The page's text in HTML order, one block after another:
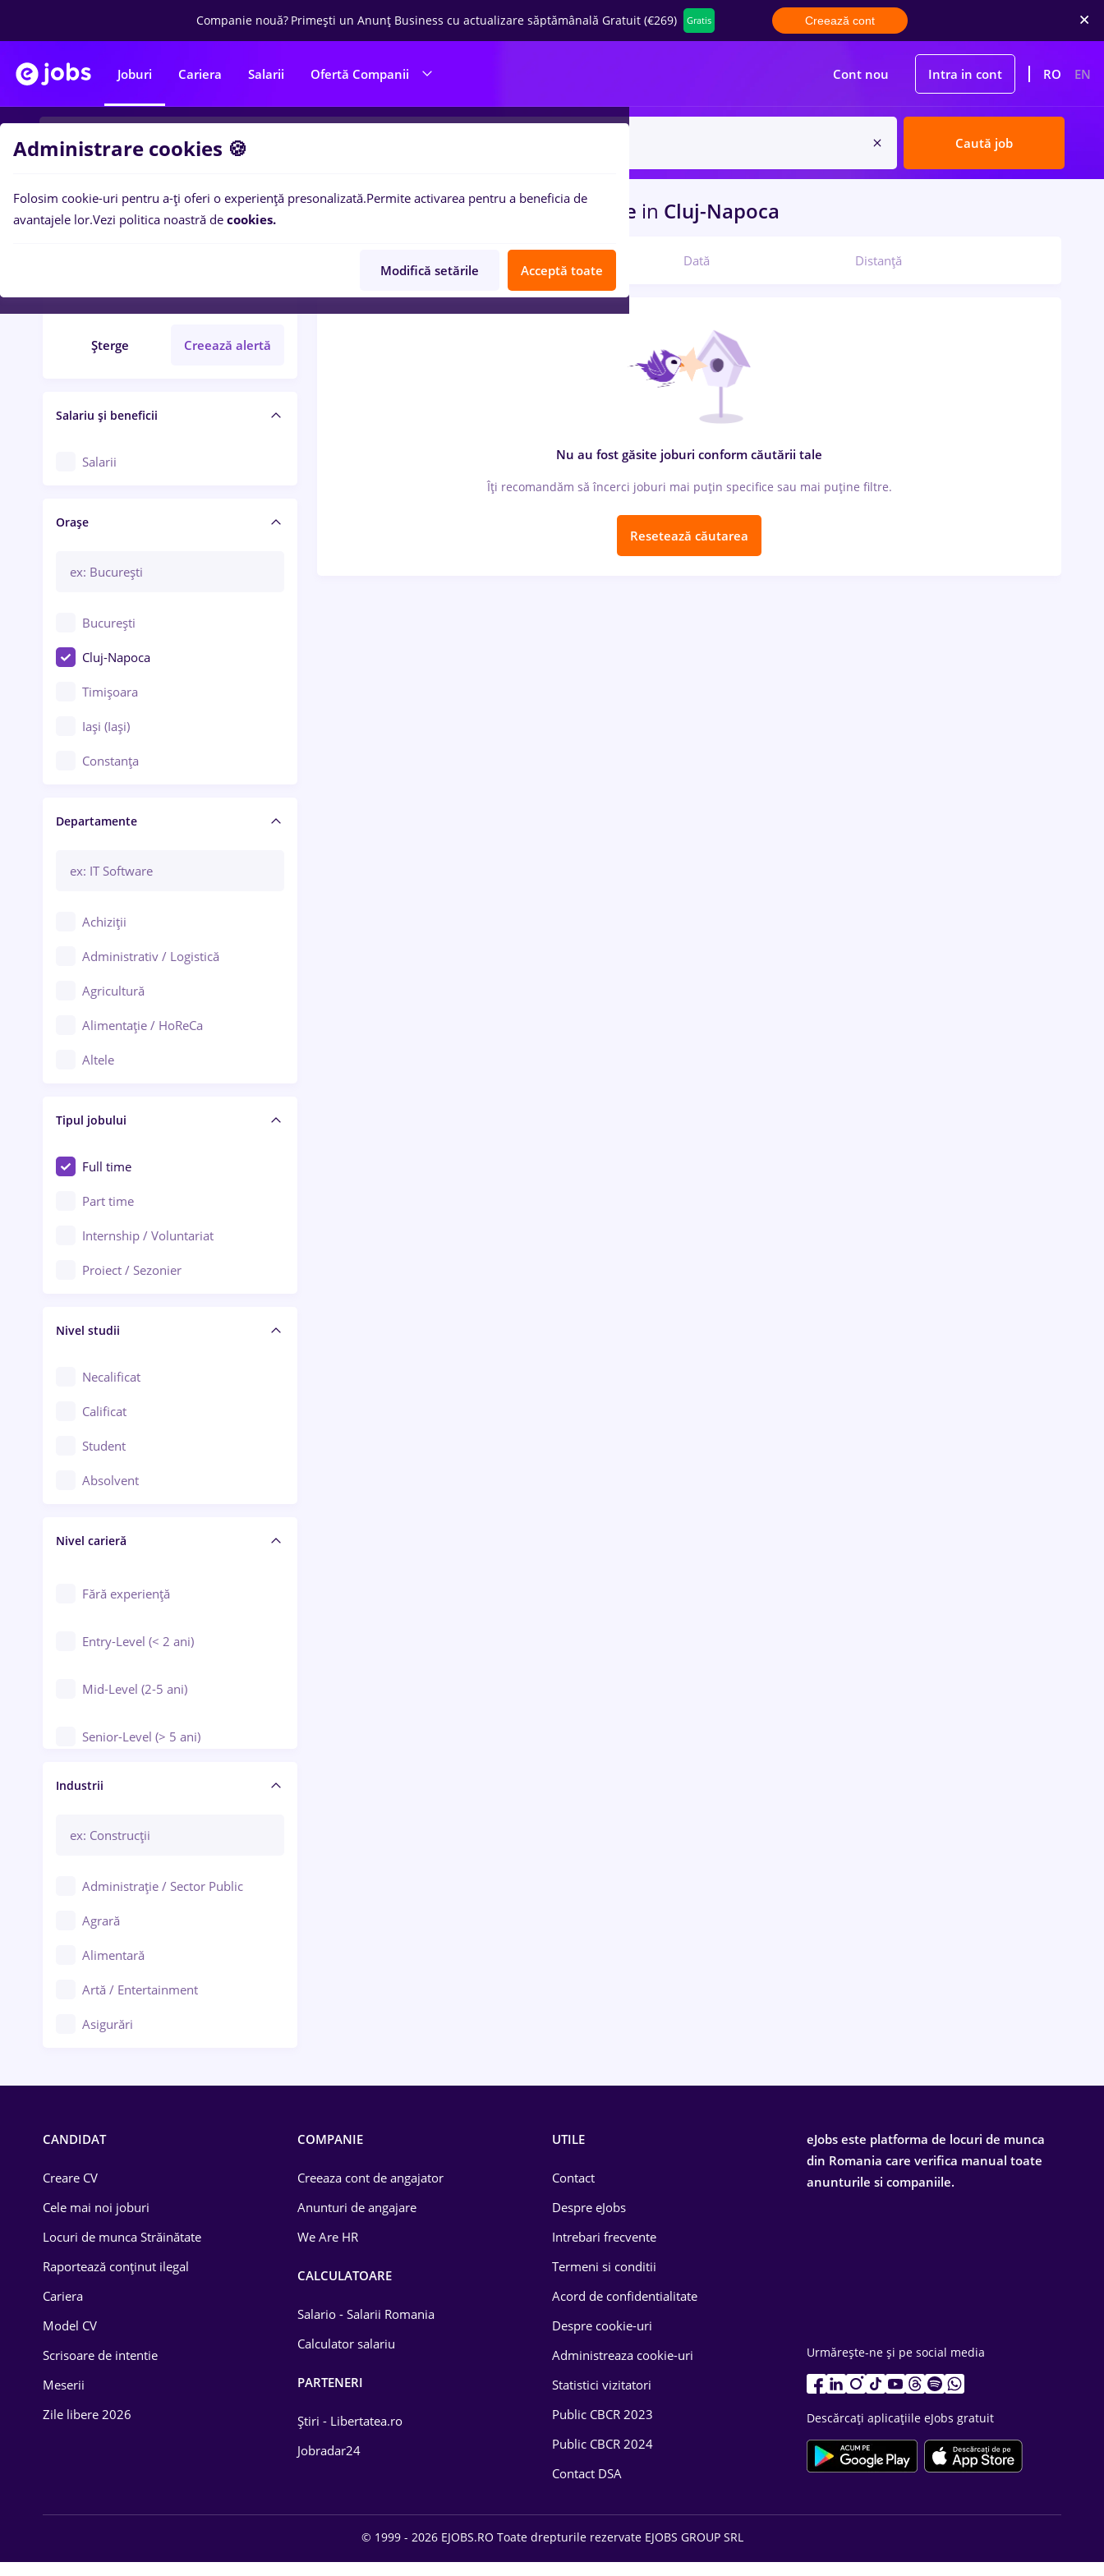
Companie nouă? Primești un Anunț Business cu actualizare săptămânală Gratuit (€269) Gratis Creează cont
Joburi Cariera Salarii Ofertă Companii Cont nou Intra in cont RO EN
Caută job
Filtre
Șterge Creează alertă
Salariu și beneficii
Salarii
Orașe
București
Cluj-Napoca
Timișoara
Iași (Iași)
Constanța
Brașov
Bacău
Galați (Galați)
Ploiești
Arad
Baia Mare
Bârlad
Bistrița (Bistrița-Năsăud)
Departamente
Achiziții
Administrativ / Logistică
Agricultură
Alimentație / HoReCa
Altele
Asigurări
Au pair / Babysitter / Curățenie
Audit / Consultanță
Auto / Echipamente
Automatizări
Cercetare - dezvoltare
Chimie / Biochimie
Confecții / Design vestimentar
Construcții / Instalații
Controlul calității
Educație / Training / Arte
Tipul jobului
Full time
Part time
Internship / Voluntariat
Proiect / Sezonier
Nivel studii
Necalificat
Calificat
Student
Absolvent
Nivel carieră
Fără experiență
Entry-Level (< 2 ani)
Mid-Level (2-5 ani)
Senior-Level (> 5 ani)
Manager / Executiv
Industrii
Administrație / Sector Public
Agrară
Alimentară
Artă / Entertainment
Asigurări
Drept
Educație / Training
Energetică
Farma
0locuri de muncametro, Full time in Cluj-Napoca
Dată Distanță
Nu au fost găsite joburi conform căutării tale
Îți recomandăm să încerci joburi mai puțin specifice sau mai puține filtre.
Resetează căutarea
CANDIDAT
Creare CV
Cele mai noi joburi
Locuri de munca Străinătate
Raportează conținut ilegal
Cariera
Model CV
Scrisoare de intentie
Meserii
Zile libere 2026
COMPANIE
Creeaza cont de angajator
Anunturi de angajare
We Are HR
CALCULATOARE
Salario - Salarii Romania
Calculator salariu
PARTENERI
Știri - Libertatea.ro
Jobradar24
UTILE
Contact
Despre eJobs
Intrebari frecvente
Termeni si conditii
Acord de confidentialitate
Despre cookie-uri
Administreaza cookie-uri
Statistici vizitatori
Public CBCR 2023
Public CBCR 2024
Contact DSA
eJobs este platforma de locuri de munca
din Romania care verifica manual toate
anunturile si companiile.
Urmărește-ne și pe social media
Descărcați aplicațiile eJobs gratuit
© 1999 - 2026 EJOBS.RO Toate drepturile rezervate EJOBS GROUP SRL
Administrare cookies 🍪
Folosim cookie-uri pentru a-ți oferi o experiență presonalizată.Permite activarea pentru a beneficia de
avantajele lor.Vezi politica noastră de cookies.
Modifică setările Acceptă toate